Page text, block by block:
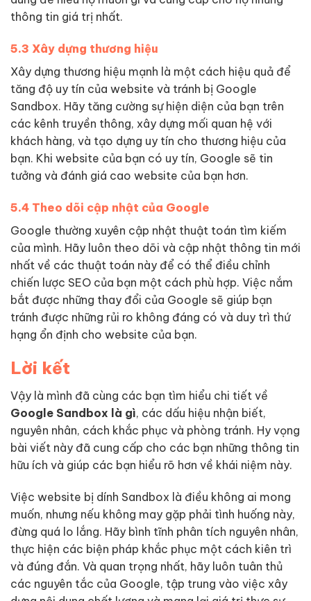
thông tin giá trị nhất.
5.3 Xây dựng thương hiệu
Xây dựng thương hiệu mạnh là một cách hiệu quả để
tăng độ uy tín của website và tránh bị Google
Sandbox. Hãy tăng cường sự hiện diện của bạn trên
các kênh truyền thông, xây dựng mối quan hệ với
khách hàng, và tạo dựng uy tín cho thương hiệu của
bạn. Khi website của bạn có uy tín, Google sẽ tin
tưởng và đánh giá cao website của bạn hơn.
5.4 Theo dõi cập nhật của Google
Google thường xuyên cập nhật thuật toán tìm kiếm
của mình. Hãy luôn theo dõi và cập nhật thông tin mới
nhất về các thuật toán này để có thể điều chỉnh
chiến lược SEO của bạn một cách phù hợp. Việc nắm
bắt được những thay đổi của Google sẽ giúp bạn
tránh được những rủi ro không đáng có và duy trì thứ
hạng ổn định cho website của bạn.
Lời kết
Vậy là mình đã cùng các bạn tìm hiểu chi tiết về
Google Sandbox là gì, các dấu hiệu nhận biết,
nguyên nhân, cách khắc phục và phòng tránh. Hy vọng
bài viết này đã cung cấp cho các bạn những thông tin
hữu ích và giúp các bạn hiểu rõ hơn về khái niệm này.
Việc website bị dính Sandbox là điều không ai mong
muốn, nhưng nếu không may gặp phải tình huống này,
đừng quá lo lắng. Hãy bình tĩnh phân tích nguyên nhân,
thực hiện các biện pháp khắc phục một cách kiên trì
và đúng đắn. Và quan trọng nhất, hãy luôn tuân thủ
các nguyên tắc của Google, tập trung vào việc xây